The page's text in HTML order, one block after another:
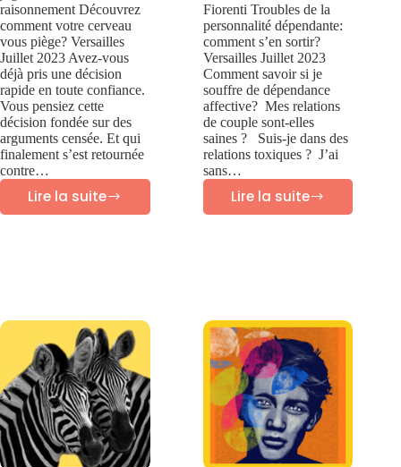
raisonnement Découvrez
comment votre cerveau
vous piège? Versailles
Juillet 2023 Avez-vous
déjà pris une décision
rapide en toute confiance.
Vous pensiez cette
décision fondée sur des
arguments censée. Et qui
finalement s’est retournée
contre…
Lire la suite
Fiorenti Troubles de la
personnalité dépendante:
comment s’en sortir?
Versailles Juillet 2023
Comment savoir si je
souffre de dépendance
affective? Mes relations
de couple sont-elles
saines ? Suis-je dans des
relations toxiques ? J’ai
sans…
Lire la suite
Dépendance
et
traitements